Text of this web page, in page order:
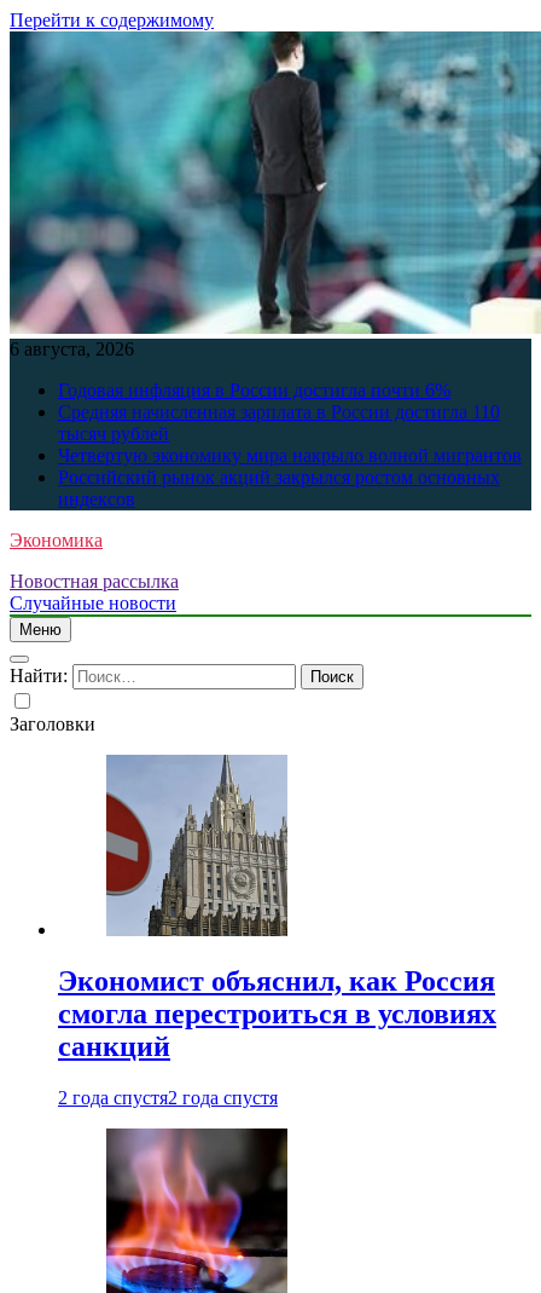
Перейти к содержимому
6 августа, 2026
Годовая инфляция в России достигла почти 6%
Средняя начисленная зарплата в России достигла 110
тысяч рублей
Четвертую экономику мира накрыло волной мигрантов
Российский рынок акций закрылся ростом основных
индексов
Экономика
Новостная рассылка
Случайные новости
Меню
Найти:
Заголовки
Экономист объяснил, как Россия
смогла перестроиться в условиях
санкций
2 года спустя2 года спустя